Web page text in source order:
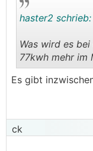
haster2 schrieb:
Was wird es
77kwh mehr im
Hat jemand
Es gibt
ck